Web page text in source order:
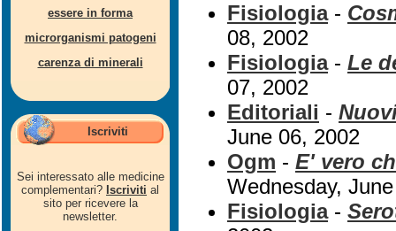
essere in forma
microrganismi patogeni
carenza di minerali
Iscriviti
Sei interessato alle medicine
complementari? Iscriviti al
sito per ricevere la
newsletter.
Fisiologia-
08, 2002
Fisiologia- Le
07, 2002
Editoriali -
June 06, 2002
Ogm - E' vero
Wednesday,
Fisiologia-